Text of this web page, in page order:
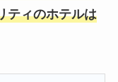
ティのホテルは